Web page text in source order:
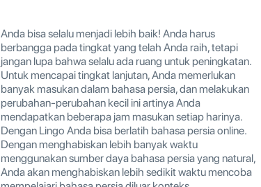
Anda bisa selalu menjadi lebih baik! Anda harus
berbangga pada tingkat yang telah Anda raih, tetapi
jangan lupa bahwa selalu ada ruang untuk peningkatan.
Untuk mencapai tingkat lanjutan, Anda memerlukan
banyak masukan dalam bahasa persia, dan melakukan
perubahan-perubahan kecil ini artinya Anda
mendapatkan beberapa jam masukan setiap harinya.
Dengan Lingo Anda bisa berlatih bahasa persia online.
Dengan menghabiskan lebih banyak waktu
menggunakan sumber daya bahasa persia yang natural,
Anda akan menghabiskan lebih sedikit waktu mencoba